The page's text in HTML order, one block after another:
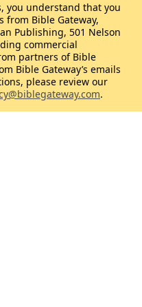
you understand that you
from Bible Gateway,
Publishing, 501 Nelson
commercial
partners of Bible
Bible Gateway’s emails
please review our
.